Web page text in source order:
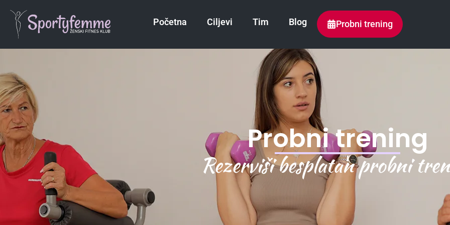
Početna Ciljevi Tim Blog Probni trening
Probni trening
Rezerviši besplatan probni